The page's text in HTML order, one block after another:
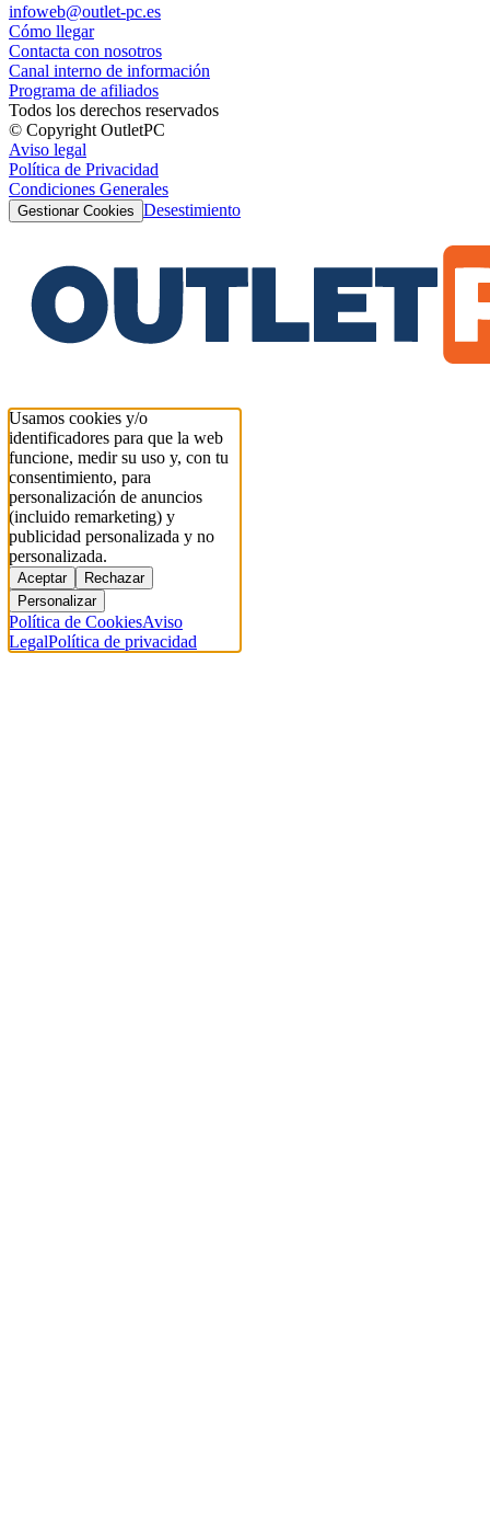
infoweb@outlet-pc.es
Cómo llegar
Contacta con nosotros
Canal interno de información
Programa de afiliados
Todos los derechos reservados
© Copyright OutletPC
Aviso legal
Política de Privacidad
Condiciones Generales
Gestionar Cookies Desestimiento
Usamos cookies y/o
identificadores para que la web
funcione, medir su uso y, con tu
consentimiento, para
personalización de anuncios
(incluido remarketing) y
publicidad personalizada y no
personalizada.
Aceptar
Rechazar
Personalizar
Política de CookiesAviso
LegalPolítica de privacidad